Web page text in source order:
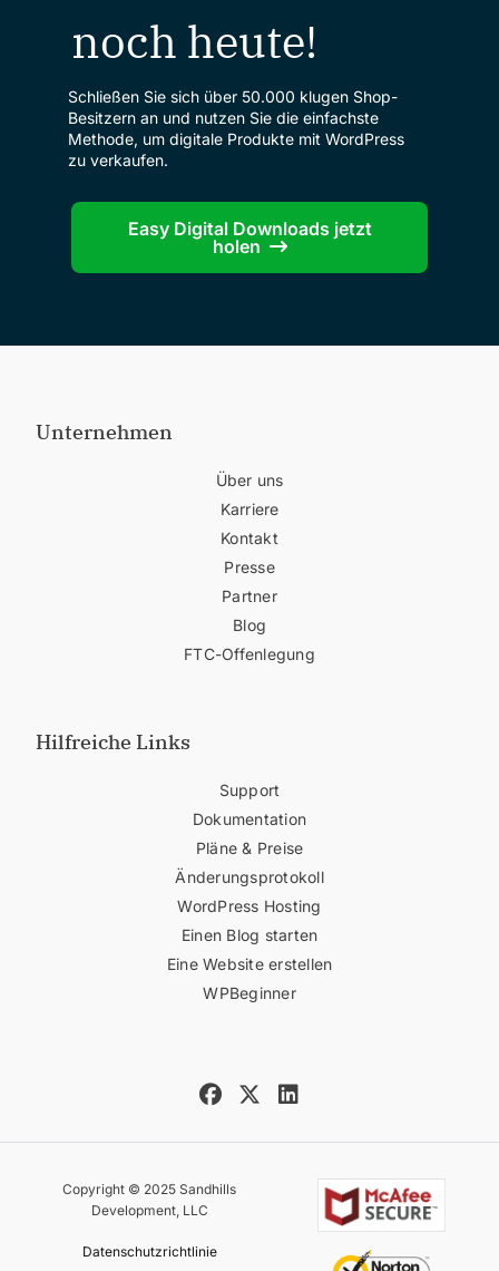
noch heute!
Schließen Sie sich über 50.000 klugen Shop-
Besitzern an und nutzen Sie die einfachste
Methode, um digitale Produkte mit WordPress
zu verkaufen.
Easy Digital Downloads jetzt
holen
Unternehmen
Über uns
Karriere
Kontakt
Presse
Partner
Blog
FTC-Offenlegung
Hilfreiche Links
Support
Dokumentation
Pläne & Preise
Änderungsprotokoll
WordPress Hosting
Einen Blog starten
Eine Website erstellen
WPBeginner
Copyright © 2025 Sandhills
Development, LLC
Datenschutzrichtlinie